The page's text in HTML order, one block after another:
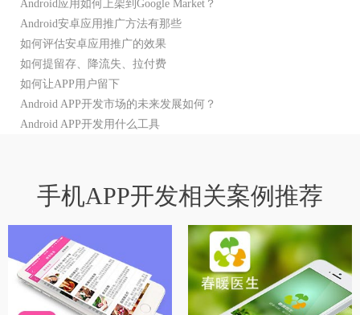
Android应用如何上架到Google Market？
Android安卓应用推广方法有那些
如何评估安卓应用推广的效果
如何提留存、降流失、拉付费
如何让APP用户留下
Android APP开发市场的未来发展如何？
Android APP开发用什么工具
手机APP开发相关案例推荐